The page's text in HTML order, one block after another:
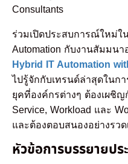
Consultants
ร่วมเปิดประสบการณ์ใหม่ใ
Automation กับงานสัมมน
Hybrid IT Automation
ไปรู้จักกับเทรนด์ล่าสุดในก
ยุคที่องค์กรต่างๆ ต้องเผชิ
Service, Workload และ
และต้องตอบสนองอย่างรว
หัวข้อการบรรยายป